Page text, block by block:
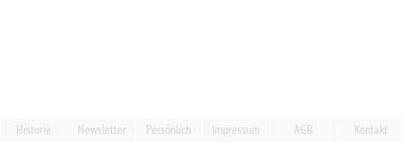
Historie Newsletter Persönlich Impressum AGB Kontakt